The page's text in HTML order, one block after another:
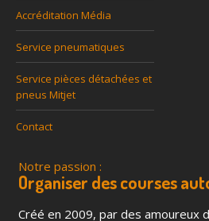
Accréditation Média
Service pneumatiques
Service pièces détachées et
pneus Mitjet
Contact
Notre passion :
Organiser des courses
Créé en 2009, par des amoureux